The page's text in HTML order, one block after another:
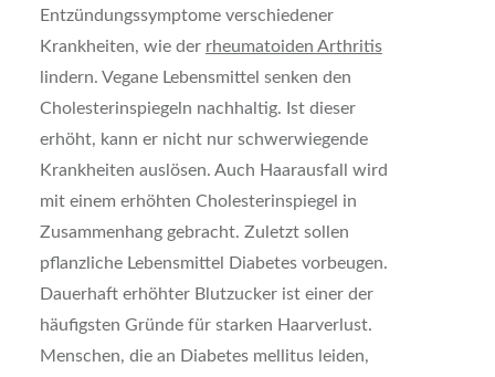
Entzündungssymptome verschiedener
Krankheiten, wie der rheumatoiden Arthritis
lindern. Vegane Lebensmittel senken den
Cholesterinspiegeln nachhaltig. Ist dieser
erhöht, kann er nicht nur schwerwiegende
Krankheiten auslösen. Auch Haarausfall wird
mit einem erhöhten Cholesterinspiegel in
Zusammenhang gebracht. Zuletzt sollen
pflanzliche Lebensmittel Diabetes vorbeugen.
Dauerhaft erhöhter Blutzucker ist einer der
häufigsten Gründe für starken Haarverlust.
Menschen, die an Diabetes mellitus leiden,